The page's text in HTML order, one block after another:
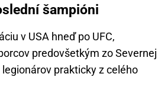
šampióni
v USA hneď po UFC,
predovšetkým zo Severnej
prakticky z celého